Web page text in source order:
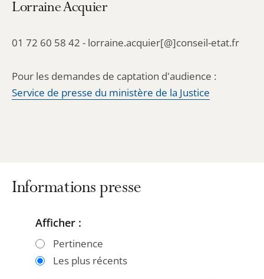
Lorraine Acquier
01 72 60 58 42 - lorraine.acquier[@]conseil-etat.fr
Pour les demandes de captation d'audience :
Service de presse du ministère de la Justice
Informations presse
Passer
filtres
Passer
filtres
Afficher :
Pertinence
Les plus récents